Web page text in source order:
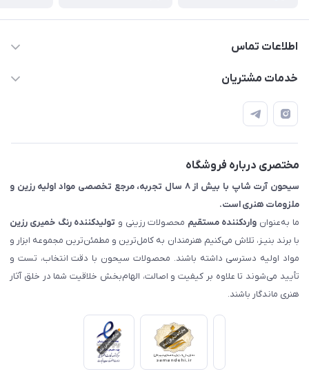
اطلاعات تماس
خدمات مشتریان
📝 قوانین و مقررات
📖 راهنما
مختصری درباره فروشگاه
سیحون آرت شاپ با بیش از ۸ سال تجربه، مرجع تخصصی مواد اولیه رزین و
ملزومات هنری است.
ما به‌عنوان واردکننده مستقیم محصولات رزینی و تولیدکننده رنگ خمیری رزین
با برند بنیـز، تلاش می‌کنیم هنرمندان به کامل‌ترین و مطمئن‌ترین مجموعه ابزار و
مواد اولیه دسترسی داشته باشند. محصولات سیحون با دقت انتخاب، تست و
تأیید می‌شوند تا علاوه بر کیفیت و اصالت، الهام‌بخش خلاقیت شما در خلق آثار
هنری ماندگار باشند.